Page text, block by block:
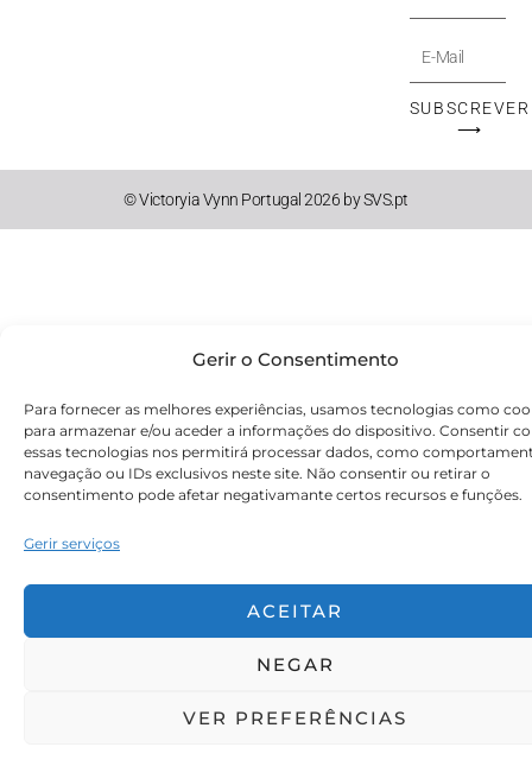
Gerir o Consentimento
Para fornecer as melhores experiências, usamos tecnologias como
para armazenar e/ou aceder a informações do dispositivo. Consentir
essas tecnologias nos permitirá processar dados, como
navegação ou IDs exclusivos neste site. Não consentir ou retirar o
consentimento pode afetar negativamante certos recursos e funções.
Gerir serviços
ACEITAR
NEGAR
VER PREFERÊNCIAS
E-
Mail
SUBSCREVER
⟶
© Victoryia Vynn Portugal 2026 by SVS.pt